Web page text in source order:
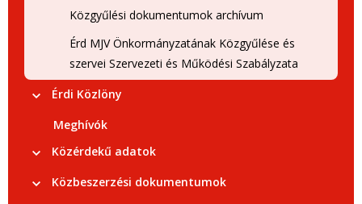
Közgyűlési dokumentumok archívum
Érd MJV Önkormányzatának Közgyűlése és
szervei Szervezeti és Működési Szabályzata
Érdi Közlöny
Meghívók
Közérdekű adatok
Közbeszerzési dokumentumok